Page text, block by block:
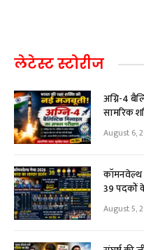
लेटेस्ट स्टोरीज
अग्नि-4
सामरिक
August 6,
कॉमनवेल्थ
39 पदकों
August 5,